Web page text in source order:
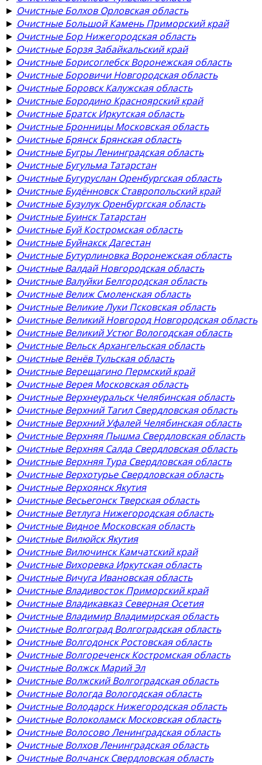
► Очистные Болхов Орловская область
► Очистные Большой Камень Приморский край
► Очистные Бор Нижегородская область
► Очистные Борзя Забайкальский край
► Очистные Борисоглебск Воронежская область
► Очистные Боровичи Новгородская область
► Очистные Боровск Калужская область
► Очистные Бородино Красноярский край
► Очистные Братск Иркутская область
► Очистные Бронницы Московская область
► Очистные Брянск Брянская область
► Очистные Бугры Ленинградская область
► Очистные Бугульма Татарстан
► Очистные Бугуруслан Оренбургская область
► Очистные Будённовск Ставропольский край
► Очистные Бузулук Оренбургская область
► Очистные Буинск Татарстан
► Очистные Буй Костромская область
► Очистные Буйнакск Дагестан
► Очистные Бутурлиновка Воронежская область
► Очистные Валдай Новгородская область
► Очистные Валуйки Белгородская область
► Очистные Велиж Смоленская область
► Очистные Великие Луки Псковская область
► Очистные Великий Новгород Новгородская область
► Очистные Великий Устюг Вологодская область
► Очистные Вельск Архангельская область
► Очистные Венёв Тульская область
► Очистные Верещагино Пермский край
► Очистные Верея Московская область
► Очистные Верхнеуральск Челябинская область
► Очистные Верхний Тагил Свердловская область
► Очистные Верхний Уфалей Челябинская область
► Очистные Верхняя Пышма Свердловская область
► Очистные Верхняя Салда Свердловская область
► Очистные Верхняя Тура Свердловская область
► Очистные Верхотурье Свердловская область
► Очистные Верхоянск Якутия
► Очистные Весьегонск Тверская область
► Очистные Ветлуга Нижегородская область
► Очистные Видное Московская область
► Очистные Вилюйск Якутия
► Очистные Вилючинск Камчатский край
► Очистные Вихоревка Иркутская область
► Очистные Вичуга Ивановская область
► Очистные Владивосток Приморский край
► Очистные Владикавказ Северная Осетия
► Очистные Владимир Владимирская область
► Очистные Волгоград Волгоградская область
► Очистные Волгодонск Ростовская область
► Очистные Волгореченск Костромская область
► Очистные Волжск Марий Эл
► Очистные Волжский Волгоградская область
► Очистные Вологда Вологодская область
► Очистные Володарск Нижегородская область
► Очистные Волоколамск Московская область
► Очистные Волосово Ленинградская область
► Очистные Волхов Ленинградская область
► Очистные Волчанск Свердловская область